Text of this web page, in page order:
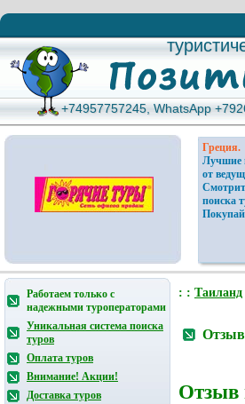
+74957757245, WhatsApp
+74957757245, WhatsApp
Греция.
Лучшие
от
поиска
Работаем только с
надежными туроператорами
Уникальная система поиска
туров
Оплата туров
Внимание! Акции!
Доставка туров
: : Таиланд
Отзыв
Отзыв